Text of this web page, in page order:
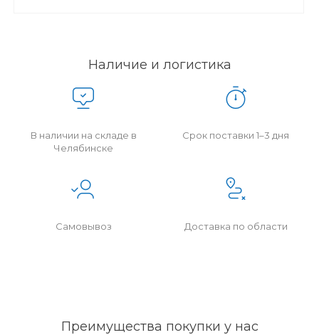
Наличие и логистика
В наличии на складе в
Челябинске
Срок поставки 1–3 дня
Самовывоз Доставка по области
Преимущества покупки у нас